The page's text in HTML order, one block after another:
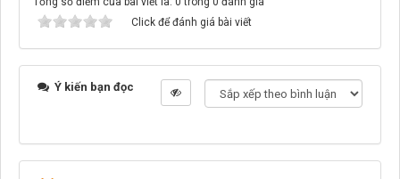
Click để đánh giá bài viết
Ý kiến bạn đọc